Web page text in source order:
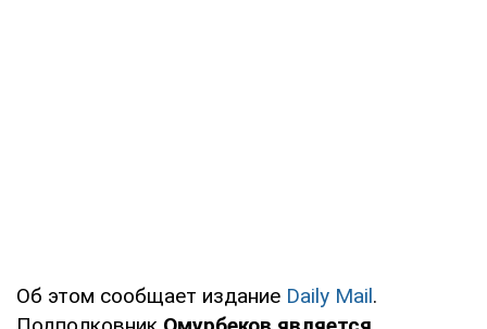
Об этом сообщает издание Daily Mail.